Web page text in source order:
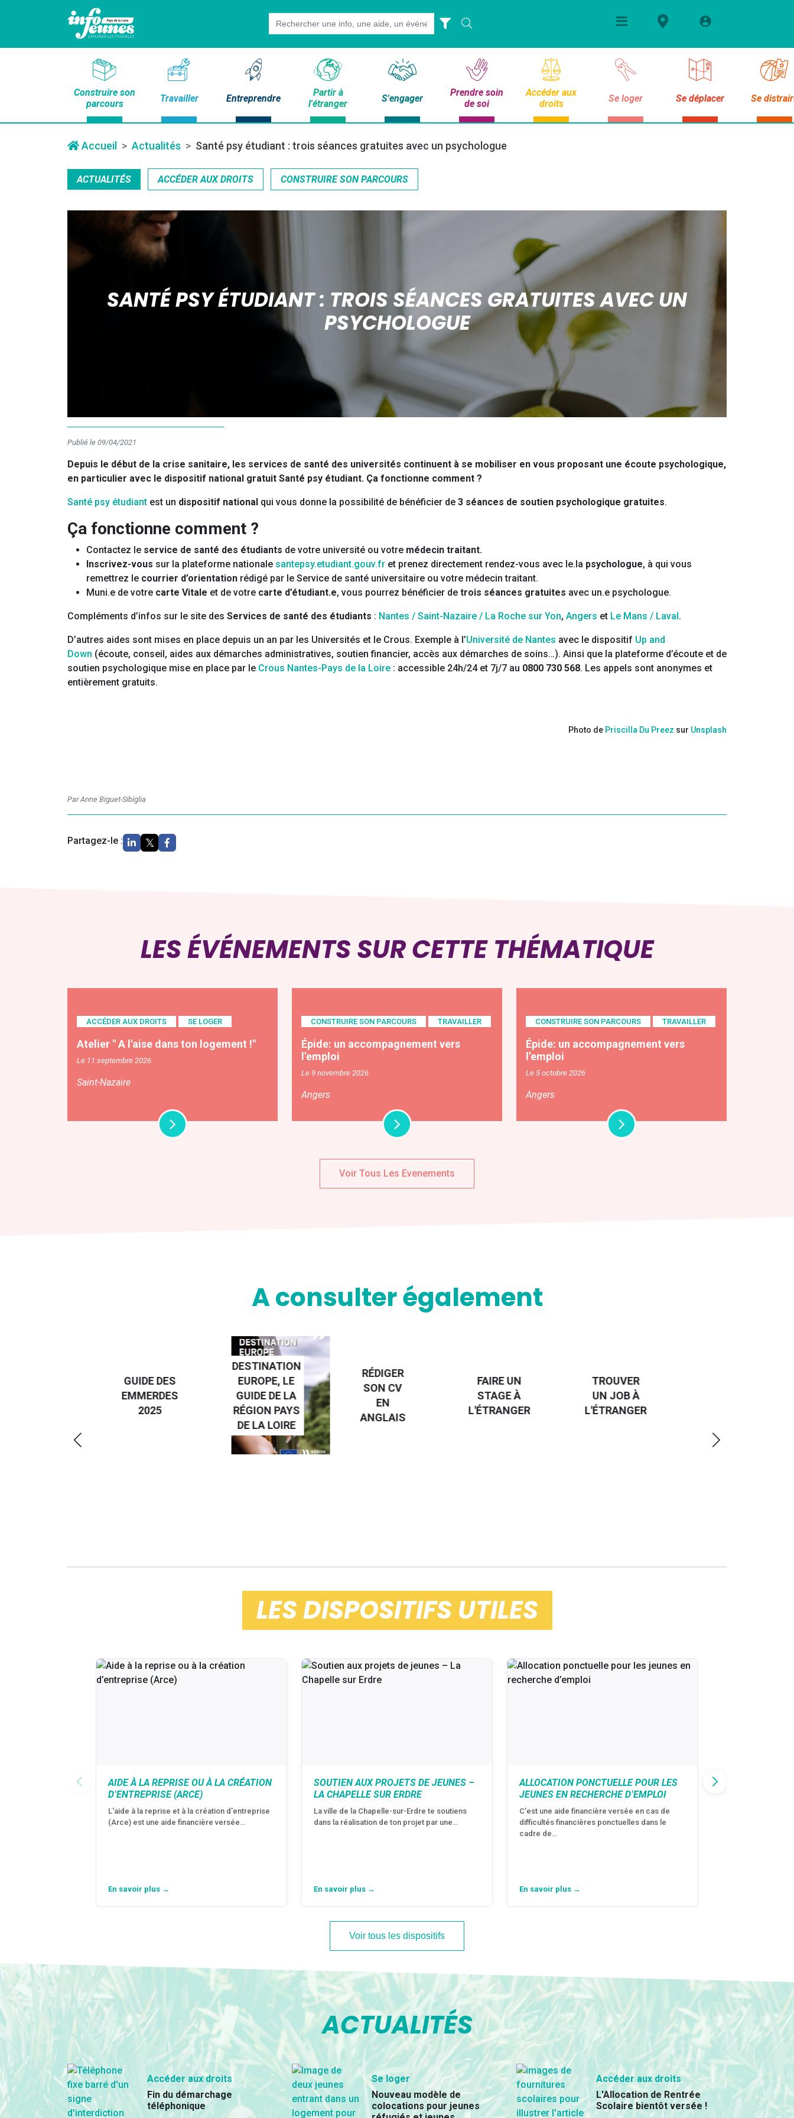
Search
for:
Construire son
parcours
Travailler Entreprendre
Partir à
l'étranger
S'engager
Prendre soin
de soi
Accéder aux
droits
Se loger Se déplacer Se
Accueil Actualités Santé psy étudiant : trois séances gratuites avec un psychologue
ACTUALITÉS ACCÉDER AUX DROITS CONSTRUIRE SON PARCOURS
SANTÉ PSY ÉTUDIANT : TROIS SÉANCES GRATUITES AVEC UN
PSYCHOLOGUE
Publié le 09/04/2021
Depuis le début de la crise sanitaire, les services de santé des universités continuent à se mobiliser en vous proposant une écoute psychologique,
en particulier avec le dispositif national gratuit Santé psy étudiant. Ça fonctionne comment ?
Santé psy étudiant est un dispositif national qui vous donne la possibilité de bénéficier de 3 séances de soutien psychologique gratuites.
Ça fonctionne comment ?
Contactez le service de santé des étudiants de votre université ou votre médecin traitant.
Inscrivez-vous sur la plateforme nationale santepsy.etudiant.gouv.fr et prenez directement rendez-vous avec le.la psychologue, à qui vous
remettrez le courrier d’orientation rédigé par le Service de santé universitaire ou votre médecin traitant.
Muni.e de votre carte Vitale et de votre carte d’étudiant.e, vous pourrez bénéficier de trois séances gratuites avec un.e psychologue.
Compléments d’infos sur le site des Services de santé des étudiants : Nantes / Saint-Nazaire / La Roche sur Yon, Angers et Le Mans / Laval .
D’autres aides sont mises en place depuis un an par les Universités et le Crous. Exemple à l’Université de Nantes avec le dispositif Up and
Down (écoute, conseil, aides aux démarches administratives, soutien financier, accès aux démarches de soins…). Ainsi que la plateforme d’écoute et de
soutien psychologique mise en place par le Crous Nantes-Pays de la Loire : accessible 24h/24 et 7j/7 au 0800 730 568. Les appels sont anonymes et
entièrement gratuits.
Photo de Priscilla Du Preez sur Unsplash
Par Anne Biguet-Sibiglia
Partagez-le :
LES ÉVÉNEMENTS SUR CETTE THÉMATIQUE
ACCÉDER AUX DROITS SE LOGER
Atelier " A l'aise dans ton logement !"
Le 11 septembre 2026
Saint-Nazaire
CONSTRUIRE SON PARCOURS TRAVAILLER
Épide: un accompagnement vers
l’emploi
Le 9 novembre 2026
Angers
CONSTRUIRE SON PARCOURS TRAVAILLER
Épide: un accompagnement vers
l’emploi
Le 5 octobre 2026
Angers
Voir Tous Les Evenements
A consulter également
GUIDE DES
EMMERDES
2025
DESTINATION
EUROPE, LE
GUIDE DE LA
RÉGION PAYS
DE LA LOIRE
RÉDIGER
SON CV
EN
ANGLAIS
FAIRE UN
STAGE À
L'ÉTRANGER
TROUVER
UN JOB À
L'ÉTRANGER
LES DISPOSITIFS UTILES
AIDE À LA REPRISE OU À LA CRÉATION
D’ENTREPRISE (ARCE)
L'aide à la reprise et à la création d'entreprise
(Arce) est une aide financière versée…
En savoir plus →
SOUTIEN AUX PROJETS DE JEUNES –
LA CHAPELLE SUR ERDRE
La ville de la Chapelle-sur-Erdre te soutiens
dans la réalisation de ton projet par une…
En savoir plus →
ALLOCATION PONCTUELLE POUR LES
JEUNES EN RECHERCHE D’EMPLOI
C’est une aide financière versée en cas de
difficultés financières ponctuelles dans le
cadre de…
En savoir plus →
Voir tous les dispositifs
ACTUALITÉS
Accéder aux droits
Fin du démarchage
téléphonique
Se loger
Nouveau modèle de
colocations pour jeunes
Accéder aux droits
L'Allocation de Rentrée
Scolaire bientôt versée !